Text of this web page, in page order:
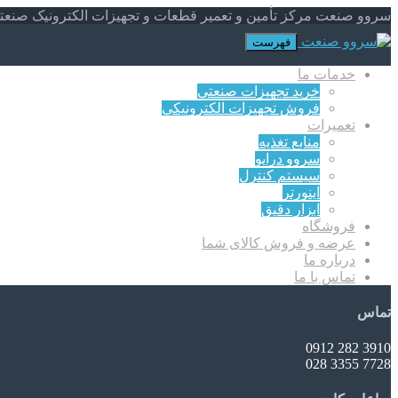
سروو صنعت مرکز تأمین و تعمیر قطعات و تجهیزات الکترونیک
فهرست
خدمات ما
خرید تجهیزات صنعتی
فروش تجهیزات الکترونیکی
تعمیرات
منابع تغذیه
سروو درایو
سیستم کنترل
اینورتر
ابزار دقیق
فروشگاه
عرضه و فروش کالای شما
درباره ما
تماس با ما
تماس
3910 282 0912
7728 3355 028